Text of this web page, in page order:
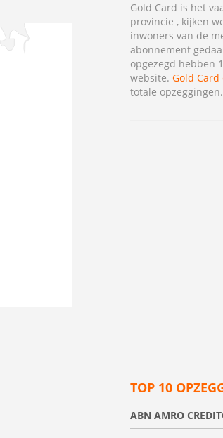
Gold Card is het
provincie , kijken
inwoners van de
abonnement
opgezegd hebben
website. Gold Card
totale opzeggingen.
TOP 10
ABN AMRO